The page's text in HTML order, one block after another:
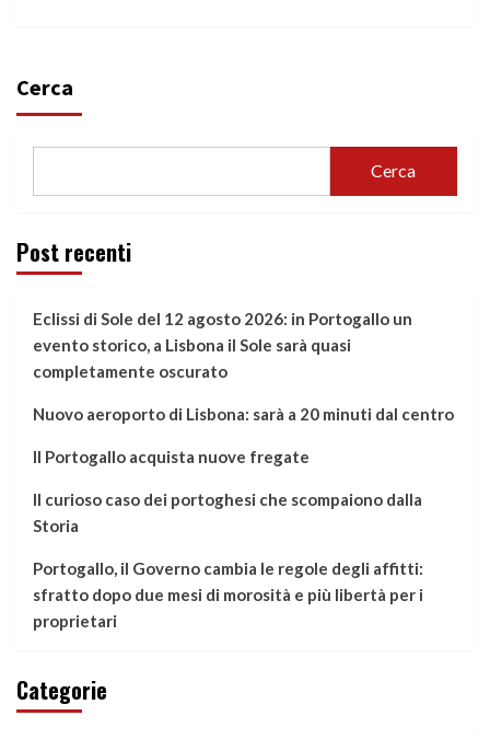
Cerca
Cerca
Post recenti
Eclissi di Sole del 12 agosto 2026: in Portogallo un
evento storico, a Lisbona il Sole sarà quasi
completamente oscurato
Nuovo aeroporto di Lisbona: sarà a 20 minuti dal centro
Il Portogallo acquista nuove fregate
Il curioso caso dei portoghesi che scompaiono dalla
Storia
Portogallo, il Governo cambia le regole degli affitti:
sfratto dopo due mesi di morosità e più libertà per i
proprietari
Categorie